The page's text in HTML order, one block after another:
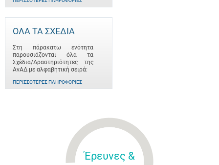
ΟΛΑ ΤΑ ΣΧΕΔΙΑ
Στη πάρακατω ενότητα
παρουσιάζονται όλα τα
Σχέδια/Δραστηριότητες της
ΑνΑΔ με αλφαβητική σειρά:
ΠΕΡΙΣΣΌΤΕΡΕΣ ΠΛΗΡΟΦΟΡΊΕΣ
Έρευνες &